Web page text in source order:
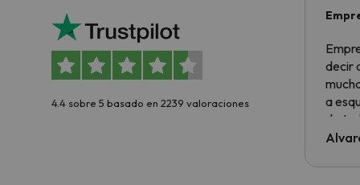
4.4 sobre 5 basado en 2239 valoraciones
decir
a
de
al
culpa